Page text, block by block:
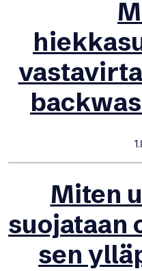
Miten
suojataan
sen